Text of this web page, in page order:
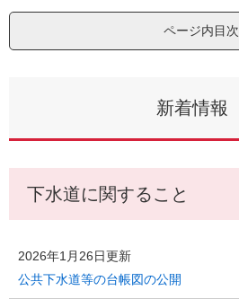
ページ内目次
新着情報
下水道に関すること
2026年1月26日更新
公共下水道等の台帳図の公開